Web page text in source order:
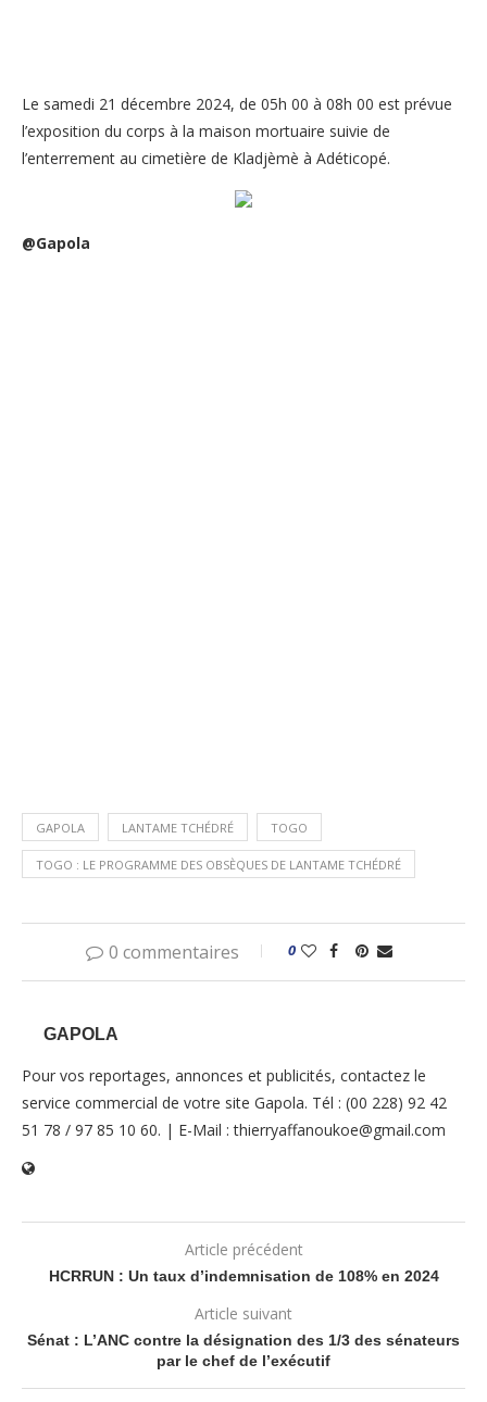
Le samedi 21 décembre 2024, de 05h 00 à 08h 00 est prévue
l’exposition du corps à la maison mortuaire suivie de
l’enterrement au cimetière de Kladjèmè à Adéticopé.
@Gapola
GAPOLA LANTAME TCHÉDRÉ TOGO
TOGO : LE PROGRAMME DES OBSÈQUES DE LANTAME TCHÉDRÉ
0 commentaires 0
GAPOLA
Pour vos reportages, annonces et publicités, contactez le
service commercial de votre site Gapola. Tél : (00 228) 92 42
51 78 / 97 85 10 60. | E-Mail : thierryaffanoukoe@gmail.com
Article précédent
HCRRUN : Un taux d’indemnisation de 108% en 2024
Article suivant
Sénat : L’ANC contre la désignation des 1/3 des sénateurs
par le chef de l’exécutif